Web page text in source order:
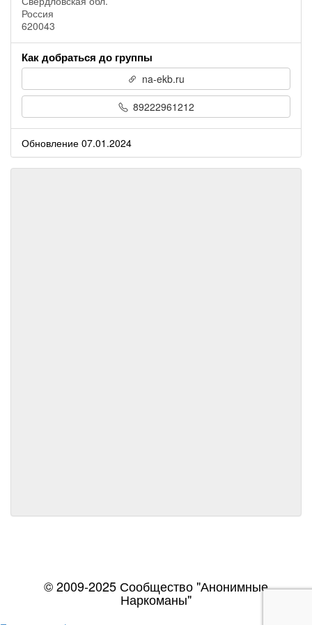
Россия
620043
Как добраться до группы
na-ekb.ru
89222961212
Обновление 07.01.2024
© 2009-2025 Сообщество "Анонимные
Наркоманы"